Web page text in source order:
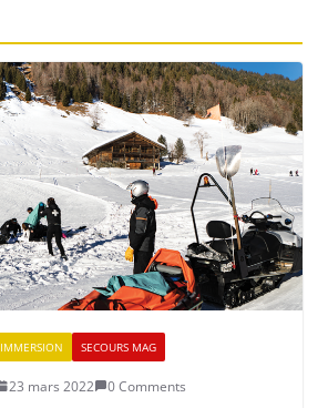
IMMERSION SECOURS MAG
23 mars 2022 0 Comments